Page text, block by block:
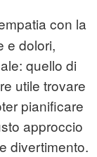
con la
e dolori,
quello di
utile trovare
pianificare
approccio
divertimento.